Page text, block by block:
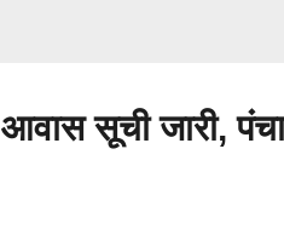
सूची जारी,